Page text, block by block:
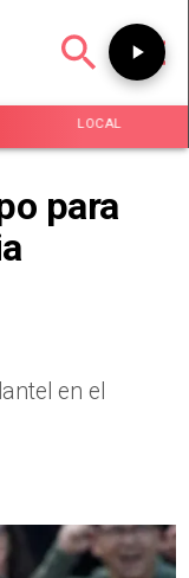
LOCAL
para
en el